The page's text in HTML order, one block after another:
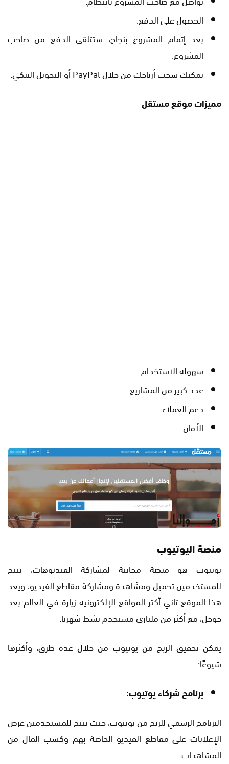
الحصول على الدفع.
بعد إتمام المشروع بنجاح، ستتلقى الدفع من صاحب
المشروع.
يمكنك سحب أرباحك من خلال PayPal أو التحويل البنكي.
مميزات موقع مستقل
سهولة الاستخدام.
عدد كبير من المشاريع.
دعم العملاء.
الأمان.
منصة اليوتيوب
يوتيوب هو منصة مجانية لمشاركة الفيديوهات، تتيح
للمستخدمين تحميل ومشاهدة ومشاركة مقاطع الفيديو، ويعد
هذا الموقع ثاني أكثر المواقع الإلكترونية زيارة في العالم بعد
جوجل، مع أكثر من ملياري مستخدم نشط شهريًا.
يمكن تحقيق الربح من يوتيوب من خلال عدة طرق، وأكثرها
شيوعًا:
برنامج شركاء يوتيوب:
البرنامج الرسمي للربح من يوتيوب، حيث يتيح للمستخدمين عرض
الإعلانات على مقاطع الفيديو الخاصة بهم وكسب المال من
المشاهدات.